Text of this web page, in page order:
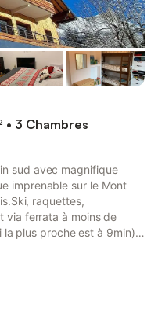
• 3 Chambres
sud avec magnifique
imprenable sur le Mont
raquettes,
via ferrata à moins de
la plus proche est à 9min).
de l'épicerie, des